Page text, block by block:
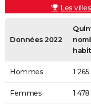
Les
Données 2022
Hommes 1 265
Femmes 1 478